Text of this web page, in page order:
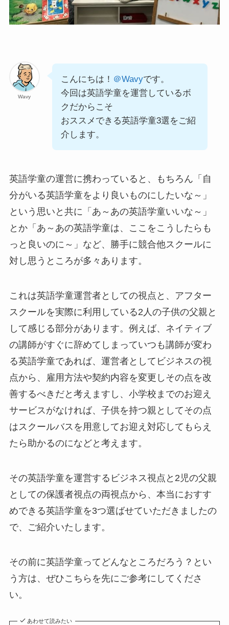
Wavy
こんにちは！ ＠Wavyです。
今回は英語学童を運営しているボ
クだからこそ
おススメできる英語学童3選をご紹
介します。
英語学童の運営に携わっていると、もちろん「自
分がいる英語学童をより良いものにしたいな～」
という思いと共に「あ～あの英語学童いいな～」
とか「あ～あの英語学童は、ここをこうしたらも
っと良いのに～」など、勝手に競合他スクールに
対し思うところが多々あります。
これは英語学童運営者としての視点と、アフター
スクールを実際に利用している2人の子供の父親と
して感じる部分があります。例えば、ネイティブ
の講師がすぐに辞めてしまっていつも講師が変わ
る英語学童であれば、運営者としてビジネスの視
点から、雇用方法や契約内容を変更しその点を改
善するべきだと考えますし、小学校までのお迎え
サービスがなければ、子供を持つ親としてその点
はスクールバスを用意してお迎え対応してもらえ
たら助かるのになどと考えます。
その英語学童を運営するビジネス視点と2児の父親
としての保護者視点の両視点から、本当におすす
めできる英語学童を3つ選ばせていただきましたの
で、ご紹介いたします。
その前に英語学童ってどんなところだろう？とい
う方は、ぜひこちらを先にご参考にしてくださ
い。
あわせて読みたい